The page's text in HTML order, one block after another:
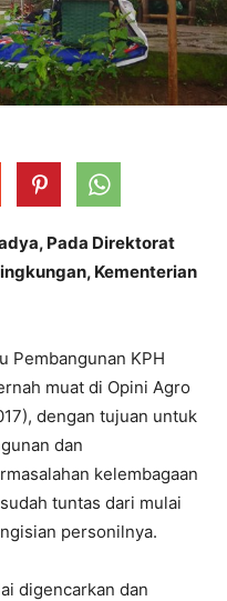
Pada Direktorat
Kementerian
Pembangunan KPH
muat di Opini Agro
dengan tujuan untuk
dan
kelembagaan
tuntas dari mulai
personilnya.
digencarkan dan